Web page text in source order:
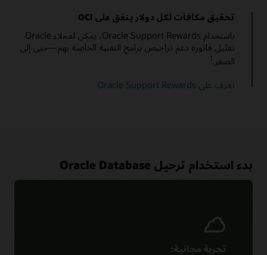
تحقيق مكافآت لكل دولار ينفق على OCI
باستخدام Oracle Support Rewards، يمكن لعملاء Oracle
تقليل فاتورة دعم تراخيص برامج التقنية الخاصة بهم—حتى إلى
الصفر.1
تعرف على Oracle Support Rewards
بدء استخدام ترحيل Oracle Database
تجربة مجانية: